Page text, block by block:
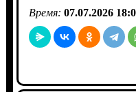
Время: 07.07.2026